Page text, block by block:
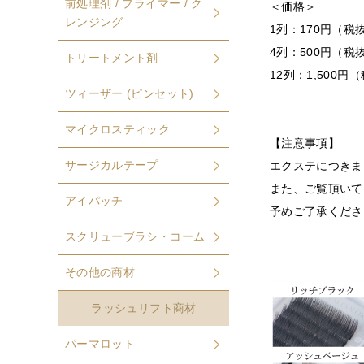
＜価格＞
1列：170円（税
4列：500円（税
12列：1,500円（
【注意事項】
エクステにつき
また、ご覧頂い
予めご了承くだ
前処理剤 / プライマー / ク
レンジング
トリートメント剤
ツィーザー (ピンセット)
マイクロスティック
サージカルテープ
アイパッチ
スクリューブラシ・コーム
その他の商材
ラッシュリフト商材
パーマロット